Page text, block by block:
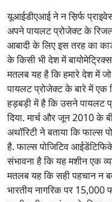
यूआईडीएआई ने न स़िर्फ
अपने पायलट प्रोजेक्ट के
आबादी के लिए इस तरह का
के किसी भी देश में
मतलब यह है कि हमारे देश में
पायलट प्रोजेक्ट के बारे में एक
हड़बड़ी में है कि उसने पायलट
दिया. मार्च और जून 2010 के
अथॉरिटी ने बताया कि
है. फाल्स पोजिटिव
संभावना है कि यह मशीन एक
मतलब यह कि सही पहचान न
भारतीय नागरिक पर 15,000